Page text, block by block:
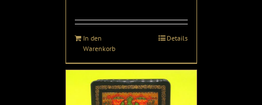
In den
Warenkorb
Details